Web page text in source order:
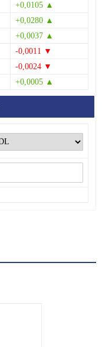
+0,0105 ▲
+0,0280 ▲
+0,0037 ▲
-0,0011 ▼
-0,0024 ▼
+0,0005 ▲